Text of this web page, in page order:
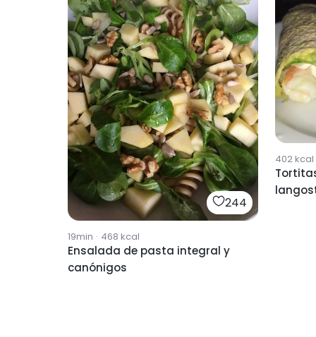
244
19min · 468 kcal
Ensalada de pasta integral y
canónigos
402kcal